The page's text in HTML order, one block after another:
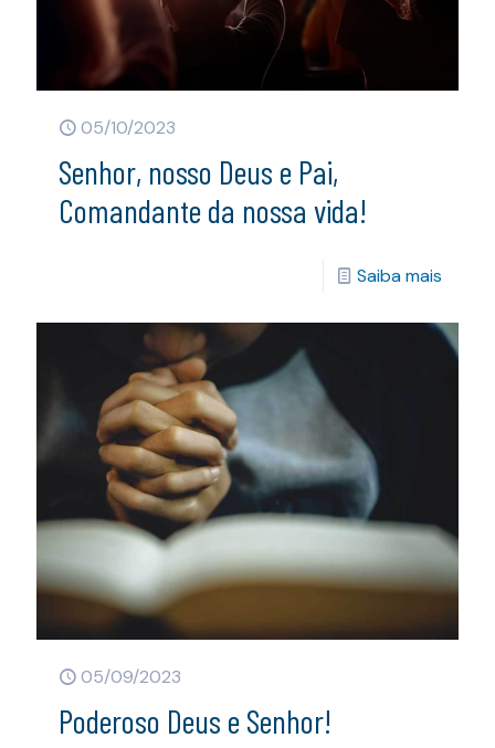
05/10/2023
Senhor, nosso Deus e Pai,
Comandante da nossa vida!
Saiba mais
05/09/2023
Poderoso Deus e Senhor!